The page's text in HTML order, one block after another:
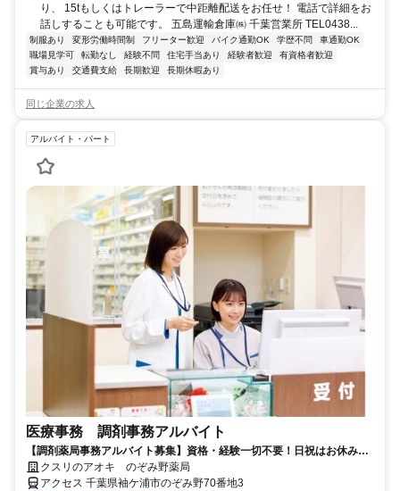
り、 15tもしくはトレーラーで中距離配送をお任せ！ 電話で詳細をお
話しすることも可能です。 五島運輸倉庫㈱ 千葉営業所 TEL0438...
制服あり 変形労働時間制 フリーター歓迎 バイク通勤OK 学歴不問
車通勤OK
職場見学可
転勤なし 経験不問 住宅手当あり 経験者歓迎
有資格者歓迎
賞与あり
交通費支給 長期歓迎 長期休暇あり
同じ企業の求人
アルバイト・パート
医療事務 調剤事務アルバイト
【調剤薬局事務アルバイト募集】資格・経験一切不要！日祝はお休みの
お仕事！
クスリのアオキ のぞみ野薬局
アクセス 千葉県袖ケ浦市のぞみ野70番地3